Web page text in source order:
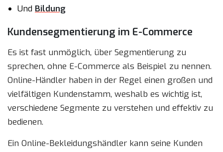
Und Bildung
Kundensegmentierung im E-Commerce
Es ist fast unmöglich, über Segmentierung zu
sprechen, ohne E-Commerce als Beispiel zu nennen.
Online-Händler haben in der Regel einen großen und
vielfältigen Kundenstamm, weshalb es wichtig ist,
verschiedene Segmente zu verstehen und effektiv zu
bedienen.
Ein Online-Bekleidungshändler kann seine Kunden